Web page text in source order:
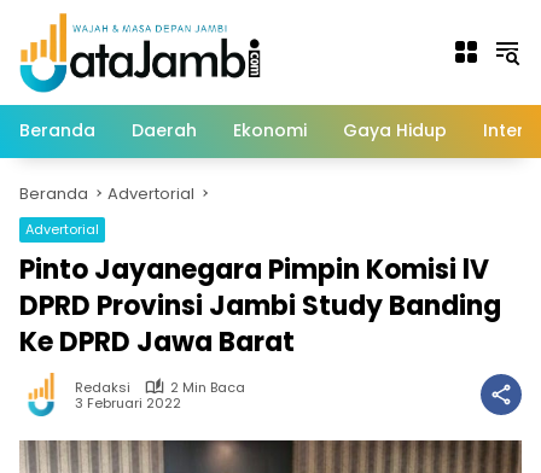
Langsung
konten
Beranda Daerah Ekonomi Gaya Hidup
Beranda Advertorial
Advertorial
Pinto Jayanegara Pimpin Komisi lV
DPRD Provinsi Jambi Study Banding
Ke DPRD Jawa Barat
Redaksi
2 Min Baca
3 Februari 2022